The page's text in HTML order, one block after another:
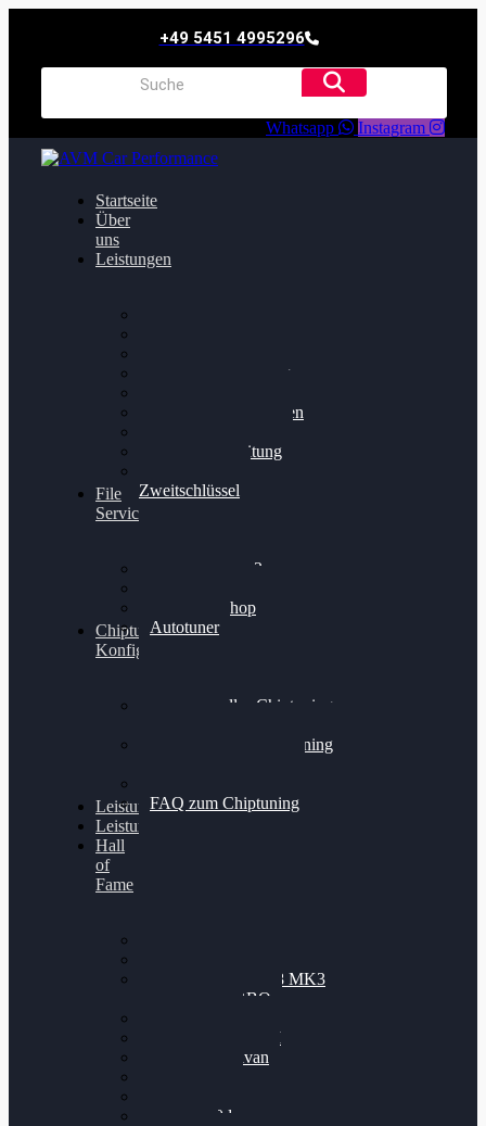
+49 5451 4995296
Whatsapp Instagram
Startseite
Über
uns
Leistungen
Getriebeoptimierung
Bremsscheiben planen
Felgenaufbereitung
Zweitschlüssel
File
Service
Alientech Kess3
Alientech Shop
Autotuner
Chiptuning
Konfigurator
Professionelles Chiptuning
Professionelles Chiptuning
FAQ zum Chiptuning
Leistungsmessung
Leistungsprüfstand
Hall
of
Fame
Nissan GT-R35 3.8 MK3
V6 TWINTURBO
VW Passat 2.0TDI
VW T6 Multivan
BMW 120d